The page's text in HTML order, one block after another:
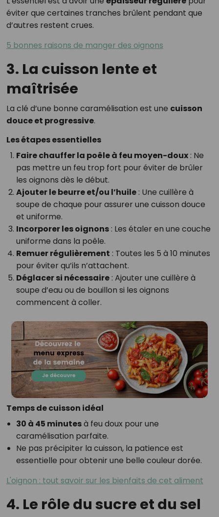
éviter que certaines tranches brûlent pendant que
d’autres restent crues.
5 bonnes raisons de manger des oignons
3. La cuisson lente et
maîtrisée
La clé d’une bonne caramélisation est une cuisson
douce et progressive.
Les étapes essentielles
Faire chauffer la poêle à feu moyen-doux: Ne
pas mettre un feu trop fort pour éviter de brûler
les oignons dès le début.
Ajouter le beurre et/ou l’huile: Une cuillère à
soupe de chaque pour assurer une cuisson douce
et uniforme.
Incorporer les oignons: Les étaler en une couche
uniforme dans la poêle.
Remuer régulièrement : Toutes les 5 à 10 minutes
pour éviter qu’ils n’attachent.
Déglacer si nécessaire: Ajouter une cuillère à
soupe d’eau ou de bouillon si les oignons
commencent à coller.
Temps de cuisson idéal
30 à 45 minutesà feu doux pour une
caramélisation parfaite.
Ne pas précipiter la cuisson, la patience est
essentielle pour obtenir une belle couleur dorée.
L'oignon : tout savoir sur les bienfaits de cet aliment
4. Le rôle du sucre et du sel